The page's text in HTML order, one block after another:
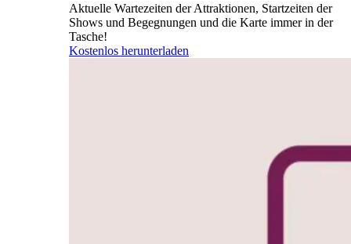
Aktuelle Wartezeiten der Attraktionen, Startzeiten der
Shows und Begegnungen und die Karte immer in der
Tasche!
Kostenlos herunterladen